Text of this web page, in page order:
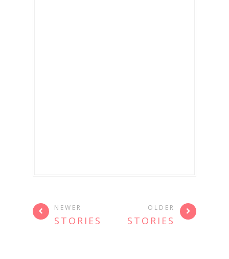
NEWER
STORIES
OLDER
STORIES